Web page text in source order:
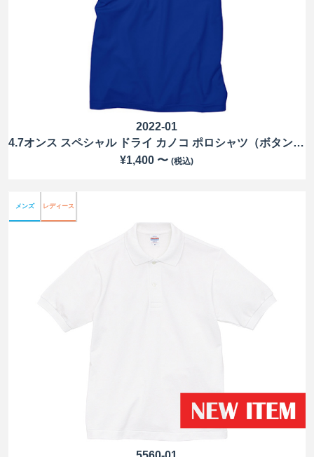
2022-01
4.7オンス スペシャル ドライ カノコ ポロシャツ（ボタンダウン）（ローブリード）
¥1,400 〜(税込)
メンズ レディース